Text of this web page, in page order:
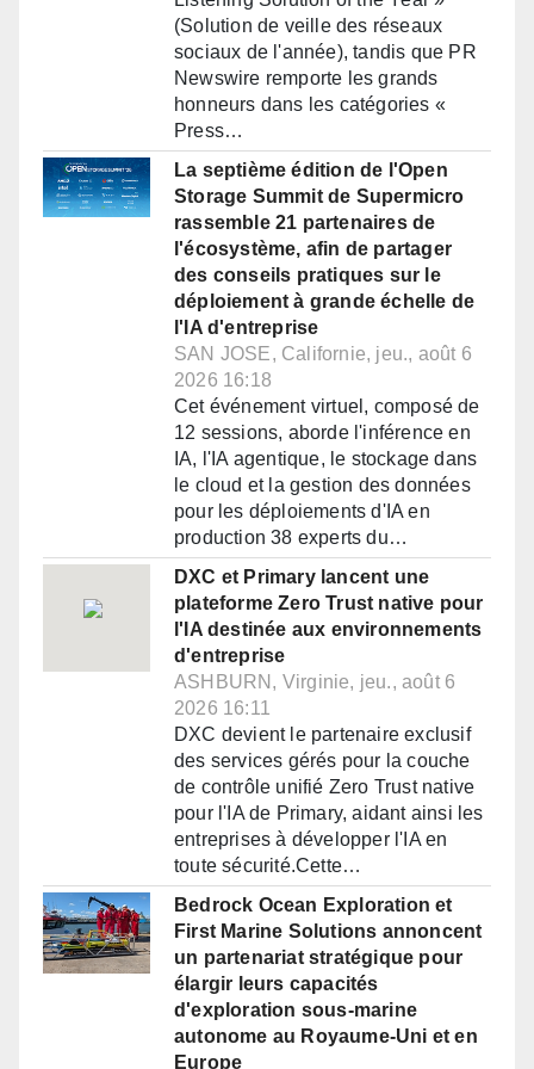
(Solution de veille des réseaux
sociaux de l'année), tandis que PR
Newswire remporte les grands
honneurs dans les catégories «
Press…
La septième édition de l'Open
Storage Summit de Supermicro
rassemble 21 partenaires de
l'écosystème, afin de partager
des conseils pratiques sur le
déploiement à grande échelle de
l'IA d'entreprise
SAN JOSE, Californie, jeu., août 6
2026 16:18
Cet événement virtuel, composé de
12 sessions, aborde l'inférence en
IA, l'IA agentique, le stockage dans
le cloud et la gestion des données
pour les déploiements d'IA en
production 38 experts du…
DXC et Primary lancent une
plateforme Zero Trust native pour
l'IA destinée aux environnements
d'entreprise
ASHBURN, Virginie, jeu., août 6
2026 16:11
DXC devient le partenaire exclusif
des services gérés pour la couche
de contrôle unifié Zero Trust native
pour l'IA de Primary, aidant ainsi les
entreprises à développer l'IA en
toute sécurité.Cette…
Bedrock Ocean Exploration et
First Marine Solutions annoncent
un partenariat stratégique pour
élargir leurs capacités
d'exploration sous-marine
autonome au Royaume-Uni et en
Europe